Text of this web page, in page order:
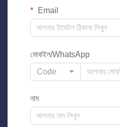
Email
মোবাইল/WhatsApp
Code
নাম